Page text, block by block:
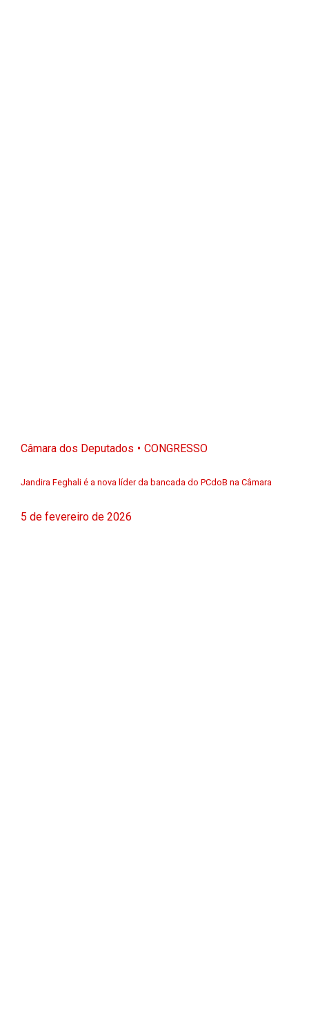
Câmara dos Deputados CONGRESSO
Jandira Feghali é a nova líder da bancada do PCdoB na Câmara
5 de fevereiro de 2026